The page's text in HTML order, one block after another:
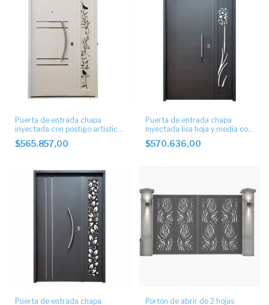
Puerta de entrada chapa
inyectada con postigo artístico.
Hoja y media
$565.857,00
Puerta de entrada chapa
inyectada lisa hoja y media con
postigo artístico
$570.636,00
Puerta de entrada chapa
Portón de abrir de 2 hojas